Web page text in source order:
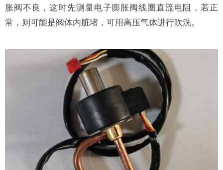
胀阀不良，这时先测量电子膨胀阀线圈直流电阻，若正
常，则可能是阀体内脏堵，可用高压气体进行吹洗。